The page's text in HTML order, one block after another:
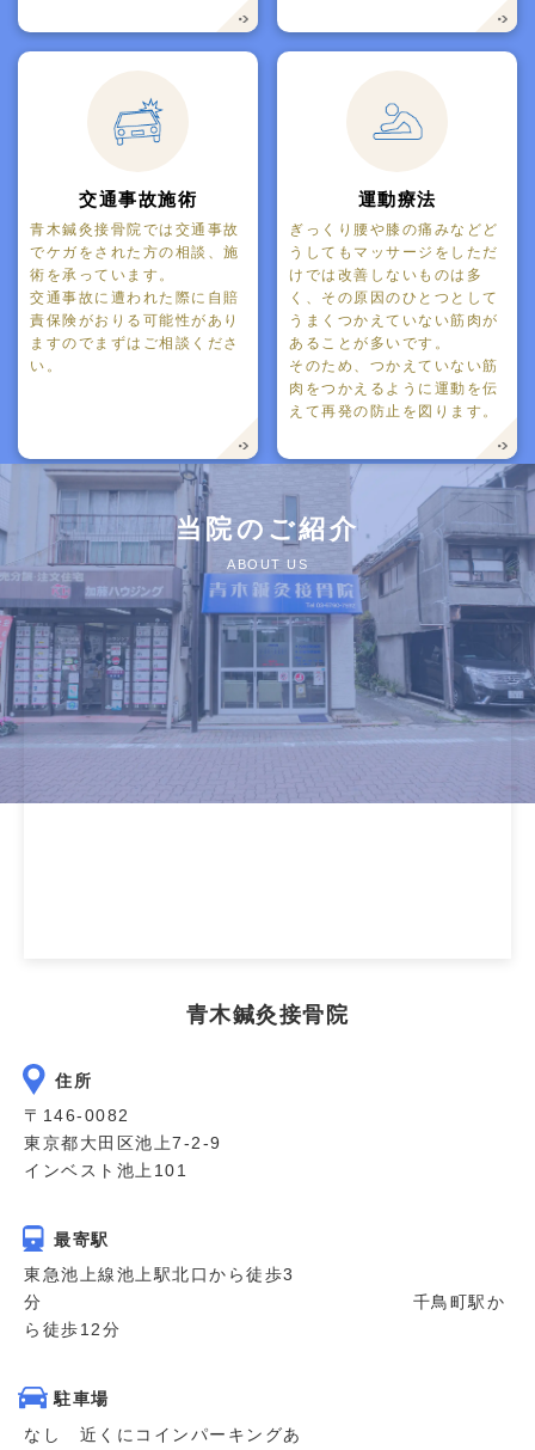
交通事故施術
青木鍼灸接骨院では交通事故
でケガをされた方の相談、施
術を承っています。
交通事故に遭われた際に自賠
責保険がおりる可能性があり
ますのでまずはご相談くださ
い。
運動療法
ぎっくり腰や膝の痛みなどど
うしてもマッサージをしただ
けでは改善しないものは多
く、その原因のひとつとして
うまくつかえていない筋肉が
あることが多いです。
そのため、つかえていない筋
肉をつかえるように運動を伝
えて再発の防止を図ります。
当院のご紹介
ABOUT US
青木鍼灸接骨院
住所
〒146-0082
東京都大田区池上7-2-9
インベスト池上101
最寄駅
東急池上線池上駅北口から徒歩3
分 千鳥町駅か
ら徒歩12分
駐車場
なし 近くにコインパーキングあ